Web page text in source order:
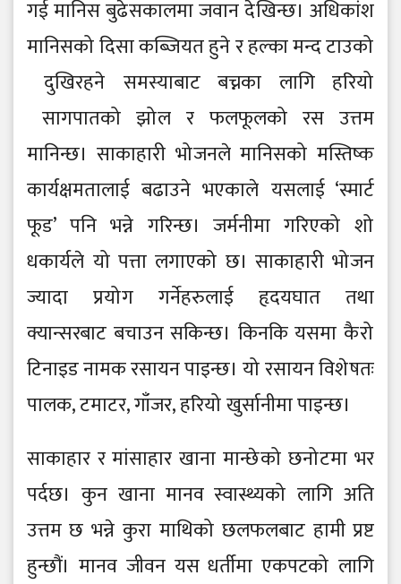
गई मानिस बुढे सकालमा जवान दे खिन्छ। अधिकांश
मानिसको दिसा कब्जियत हुने र हल्का मन्द टाउको
दुखिरहने समस्याबाट बच्नका लागि हरियो
सागपातको झो ल र फलफूलको रस उत्तम
मानिन्छ। साकाहारी भो जनले मानिसको मस्तिष्क
कार्यक्षमतालाई बढाउने भएकाले यसलाई ‘स्मार्ट
फूड’ पनि भन्ने गरिन्छ। जर्मनीमा गरिएको शो
धकार्यले यो पत्ता लगाएको छ। साकाहारी भो जन
ज्यादा प्रयो ग गर्नेहरुलाई हृदयघात तथा
क्यान्सरबाट बचाउन सकिन्छ। किनकि यसमा कै रो
टिनाइड नामक रसायन पाइन्छ। यो रसायन विशे षतः
पालक, टमाटर, गाँजर, हरियो खुर्सानीमा पाइन्छ।
साकाहार र मांसाहार खाना मान्छे को छनो टमा भर
पर्दछ। कुन खाना मानव स्वास्थ्यको लागि अति
उत्तम छ भन्ने कुरा माथिको छलफलबाट हामी प्रष्ट
हुन्छौं। मानव जीवन यस धर्तीमा एकपटको लागि